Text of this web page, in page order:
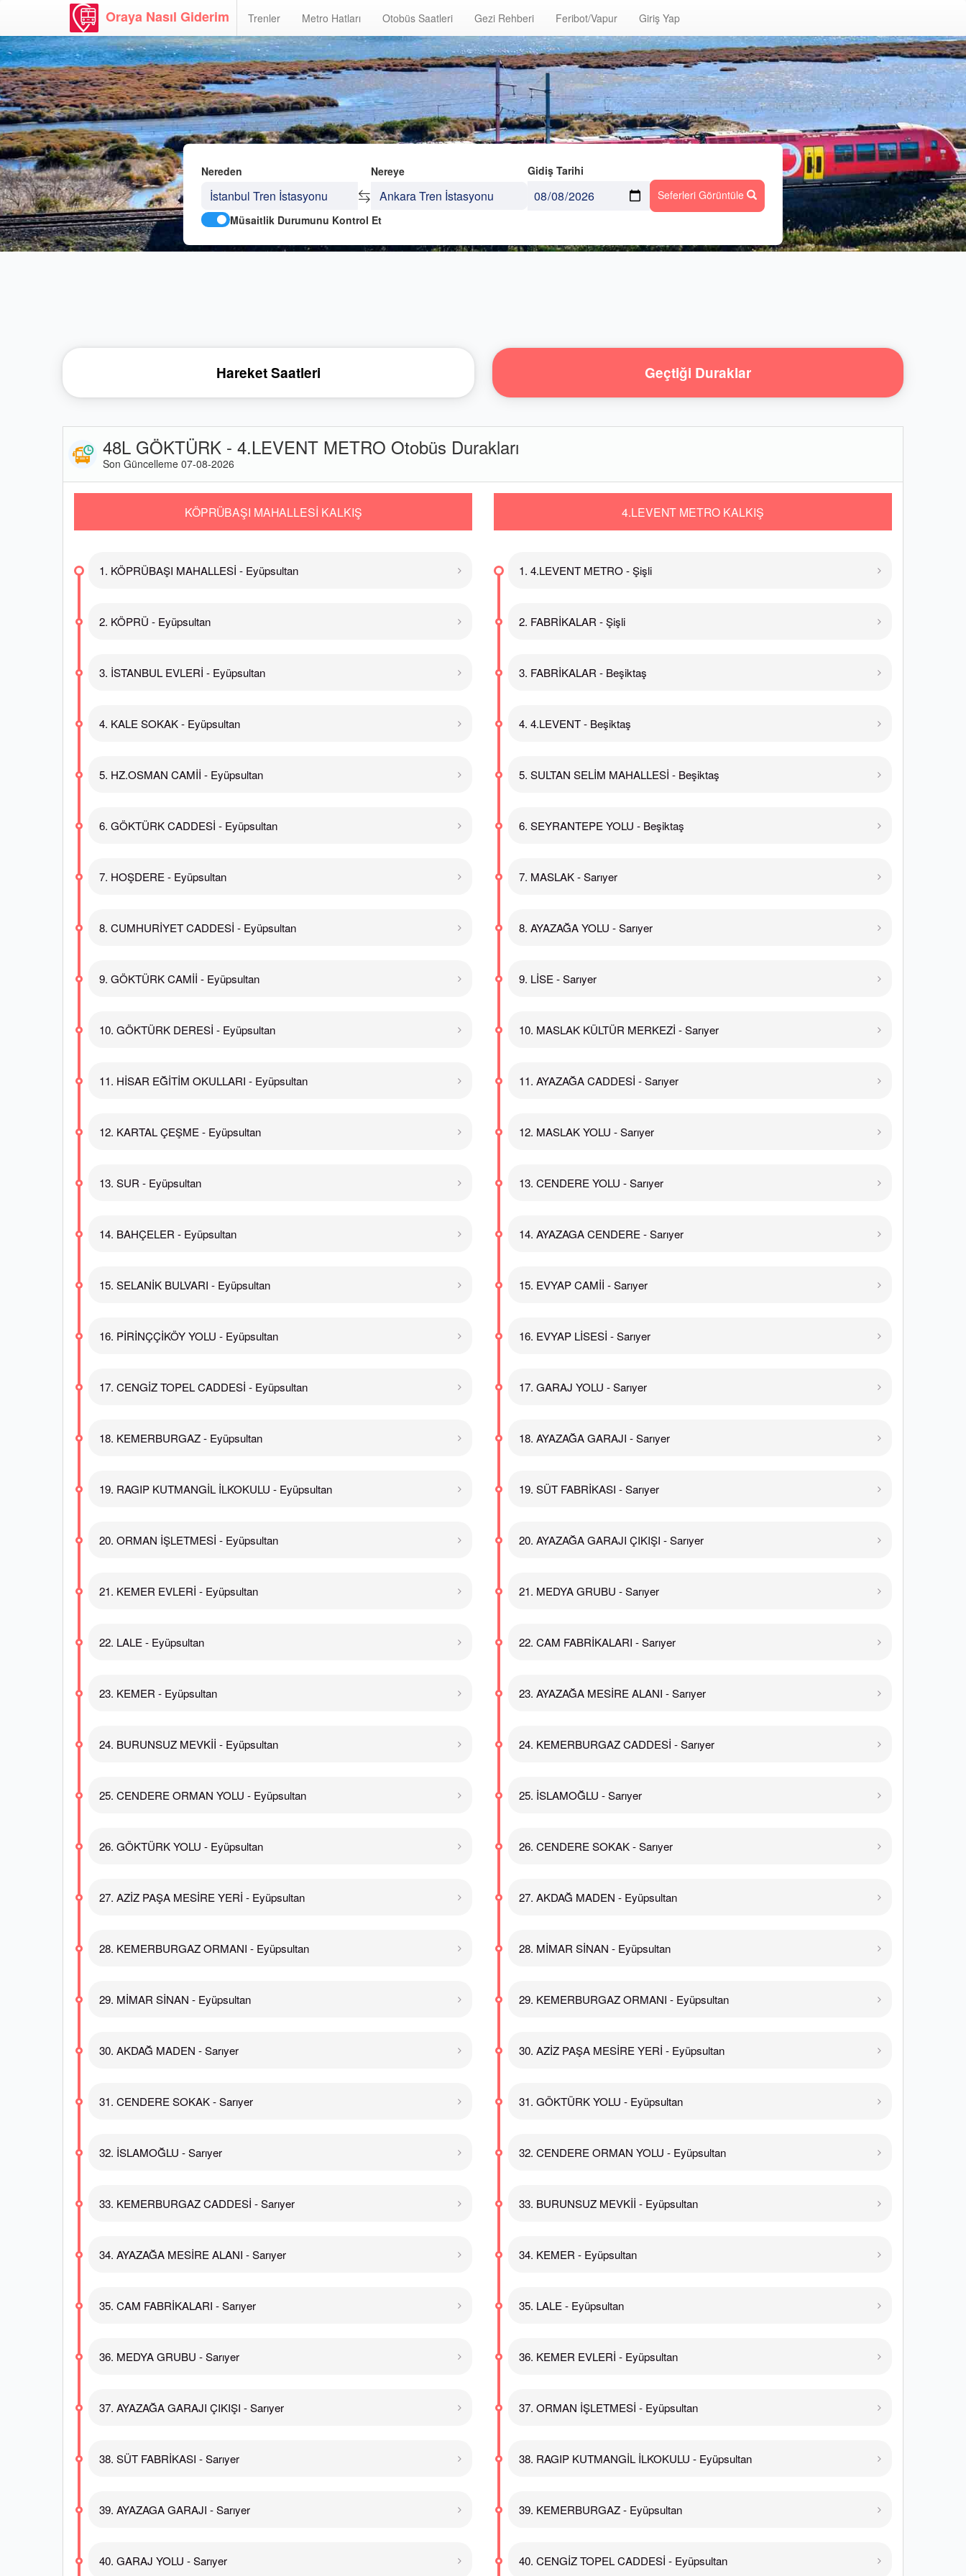
Oraya Nasıl Giderim Trenler Metro Hatları Otobüs Saatleri Gezi Rehberi Feribot/Vapur Giriş Yap
Nereden Nereye
Gidiş Tarihi
Seferleri Görüntüle
Müsaitlik Durumunu Kontrol Et
Hareket Saatleri Geçtiği Duraklar
48L GÖKTÜRK - 4.LEVENT METRO Otobüs Durakları
Son Güncelleme 07-08-2026
KÖPRÜBAŞI MAHALLESİ KALKIŞ
1. KÖPRÜBAŞI MAHALLESİ - Eyüpsultan
2. KÖPRÜ - Eyüpsultan
3. İSTANBUL EVLERİ - Eyüpsultan
4. KALE SOKAK - Eyüpsultan
5. HZ.OSMAN CAMİİ - Eyüpsultan
6. GÖKTÜRK CADDESİ - Eyüpsultan
7. HOŞDERE - Eyüpsultan
8. CUMHURİYET CADDESİ - Eyüpsultan
9. GÖKTÜRK CAMİİ - Eyüpsultan
10. GÖKTÜRK DERESİ - Eyüpsultan
11. HİSAR EĞİTİM OKULLARI - Eyüpsultan
12. KARTAL ÇEŞME - Eyüpsultan
13. SUR - Eyüpsultan
14. BAHÇELER - Eyüpsultan
15. SELANİK BULVARI - Eyüpsultan
16. PİRİNÇÇİKÖY YOLU - Eyüpsultan
17. CENGİZ TOPEL CADDESİ - Eyüpsultan
18. KEMERBURGAZ - Eyüpsultan
19. RAGIP KUTMANGİL İLKOKULU - Eyüpsultan
20. ORMAN İŞLETMESİ - Eyüpsultan
21. KEMER EVLERİ - Eyüpsultan
22. LALE - Eyüpsultan
23. KEMER - Eyüpsultan
24. BURUNSUZ MEVKİİ - Eyüpsultan
25. CENDERE ORMAN YOLU - Eyüpsultan
26. GÖKTÜRK YOLU - Eyüpsultan
27. AZİZ PAŞA MESİRE YERİ - Eyüpsultan
28. KEMERBURGAZ ORMANI - Eyüpsultan
29. MİMAR SİNAN - Eyüpsultan
30. AKDAĞ MADEN - Sarıyer
31. CENDERE SOKAK - Sarıyer
32. İSLAMOĞLU - Sarıyer
33. KEMERBURGAZ CADDESİ - Sarıyer
34. AYAZAĞA MESİRE ALANI - Sarıyer
35. CAM FABRİKALARI - Sarıyer
36. MEDYA GRUBU - Sarıyer
37. AYAZAĞA GARAJI ÇIKIŞI - Sarıyer
38. SÜT FABRİKASI - Sarıyer
39. AYAZAGA GARAJI - Sarıyer
40. GARAJ YOLU - Sarıyer
4.LEVENT METRO KALKIŞ
1. 4.LEVENT METRO - Şişli
2. FABRİKALAR - Şişli
3. FABRİKALAR - Beşiktaş
4. 4.LEVENT - Beşiktaş
5. SULTAN SELİM MAHALLESİ - Beşiktaş
6. SEYRANTEPE YOLU - Beşiktaş
7. MASLAK - Sarıyer
8. AYAZAĞA YOLU - Sarıyer
9. LİSE - Sarıyer
10. MASLAK KÜLTÜR MERKEZİ - Sarıyer
11. AYAZAĞA CADDESİ - Sarıyer
12. MASLAK YOLU - Sarıyer
13. CENDERE YOLU - Sarıyer
14. AYAZAGA CENDERE - Sarıyer
15. EVYAP CAMİİ - Sarıyer
16. EVYAP LİSESİ - Sarıyer
17. GARAJ YOLU - Sarıyer
18. AYAZAĞA GARAJI - Sarıyer
19. SÜT FABRİKASI - Sarıyer
20. AYAZAĞA GARAJI ÇIKIŞI - Sarıyer
21. MEDYA GRUBU - Sarıyer
22. CAM FABRİKALARI - Sarıyer
23. AYAZAĞA MESİRE ALANI - Sarıyer
24. KEMERBURGAZ CADDESİ - Sarıyer
25. İSLAMOĞLU - Sarıyer
26. CENDERE SOKAK - Sarıyer
27. AKDAĞ MADEN - Eyüpsultan
28. MİMAR SİNAN - Eyüpsultan
29. KEMERBURGAZ ORMANI - Eyüpsultan
30. AZİZ PAŞA MESİRE YERİ - Eyüpsultan
31. GÖKTÜRK YOLU - Eyüpsultan
32. CENDERE ORMAN YOLU - Eyüpsultan
33. BURUNSUZ MEVKİİ - Eyüpsultan
34. KEMER - Eyüpsultan
35. LALE - Eyüpsultan
36. KEMER EVLERİ - Eyüpsultan
37. ORMAN İŞLETMESİ - Eyüpsultan
38. RAGIP KUTMANGİL İLKOKULU - Eyüpsultan
39. KEMERBURGAZ - Eyüpsultan
40. CENGİZ TOPEL CADDESİ - Eyüpsultan